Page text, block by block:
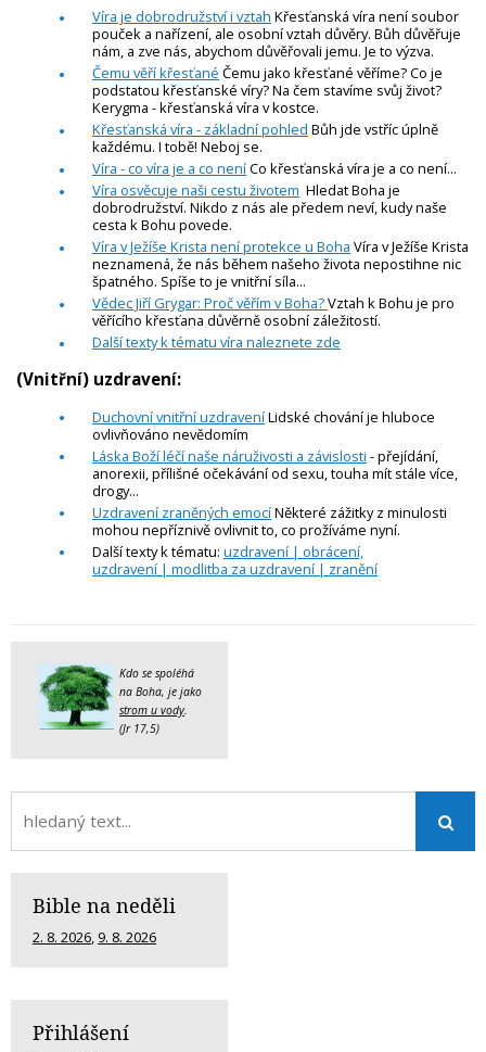
Víra je dobrodružství i vztah Křesťanská víra není soubor
pouček a nařízení, ale osobní vztah důvěry. Bůh důvěřuje
nám, a zve nás, abychom důvěřovali jemu. Je to výzva.
Čemu věří křesťané Čemu jako křesťané věříme? Co je
podstatou křesťanské víry? Na čem stavíme svůj život?
Kerygma - křesťanská víra v kostce.
Křesťanská víra - základní pohled Bůh jde vstříc úplně
každému. I tobě! Neboj se.
Víra - co víra je a co neníCo křesťanská víra je a co není...
Víra osvěcuje naši cestu životem Hledat Boha je
dobrodružství. Nikdo z nás ale předem neví, kudy naše
cesta k Bohu povede.
Víra v Ježíše Krista není protekce u Boha Víra v Ježíše Krista
neznamená, že nás během našeho života nepostihne nic
špatného. Spíše to je vnitřní síla...
Vědec Jiří Grygar: Proč věřím v Boha?Vztah k Bohu je pro
věřícího křesťana důvěrně osobní záležitostí.
Další texty k tématu víra naleznete zde
(Vnitřní) uzdravení:
Duchovní vnitřní uzdraveníLidské chování je hluboce
ovlivňováno nevědomím
Láska Boží léčí naše náruživosti a závislosti - přejídání,
anorexii, přílišné očekávání od sexu, touha mít stále více,
drogy...
Uzdravení zraněných emocíNěkteré zážitky z minulosti
mohou nepříznivě ovlivnit to, co prožíváme nyní.
Další texty k tématu: uzdravení | obrácení,
uzdravení | modlitba za uzdravení | zranění
Kdo se spoléhá
na Boha, je jako
strom u vody
(Jr 17,5)
Bible na neděli
2. 8. 2026 9. 8. 2026
Přihlášení